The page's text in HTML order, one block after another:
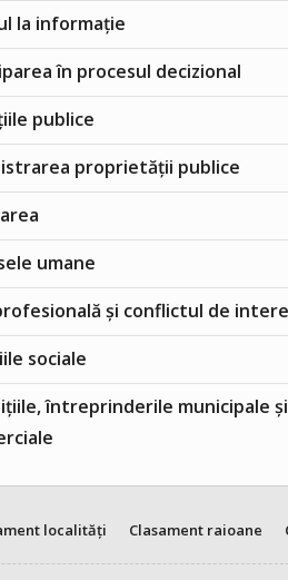
la informație
în procesul decizional
publice
proprietății publice
umane
și conflictul de
sociale
întreprinderile municipale
localități Clasament raioane